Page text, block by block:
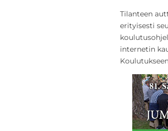
Tilanteen
erityisesti
internetin